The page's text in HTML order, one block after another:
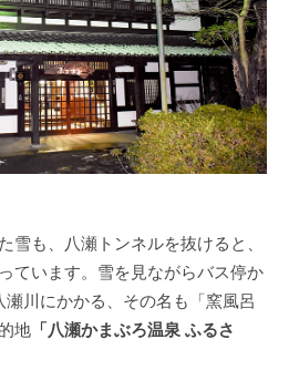
雪も、八瀬トンネルを抜けると、
ています。雪を見ながらバス停か
川にかかる、その名も「窯風呂
地 「八瀬かまぶろ温泉 ふるさ